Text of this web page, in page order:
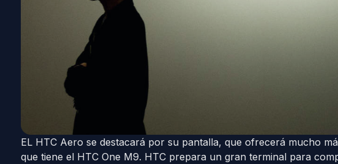
EL HTC Aero se destacará por su pantalla, que ofrecerá mucho
que tiene el HTC One M9. HTC prepara un gran terminal para